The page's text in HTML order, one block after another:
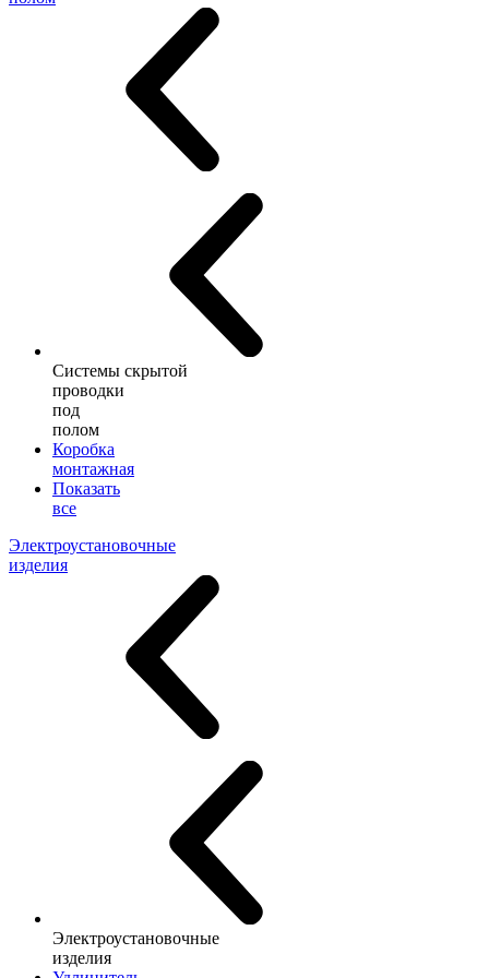
Системы скрытой
проводки
под
полом
Коробка
монтажная
Показать
все
Электроустановочные
изделия
Электроустановочные
изделия